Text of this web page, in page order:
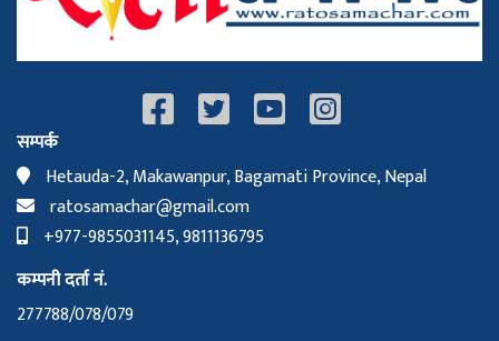
सम्पर्क
Hetauda-2, Makawanpur, Bagamati Province, Nepal
ratosamachar@gmail.com
+977-9855031145, 9811136795
कम्पनी दर्ता नं.
277788/078/079